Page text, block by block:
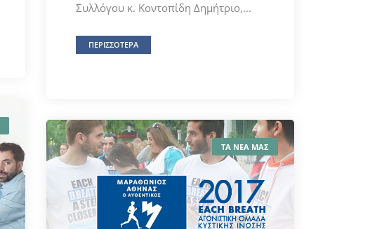
Συλλόγου κ. Κοντοπίδη Δημήτριο,...
ΠΕΡΙΣΣΟΤΕΡΑ
ΤΑ ΝΕΑ ΜΑΣ